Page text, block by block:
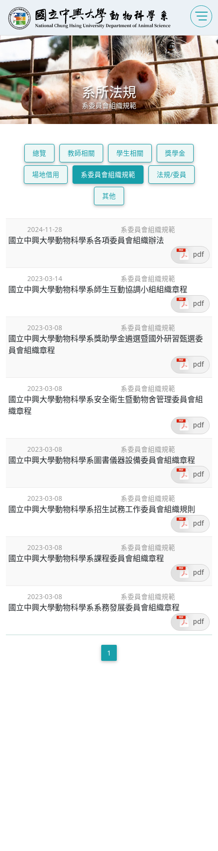
系所法規
系委員會組織規範
總覽 教師相關 學生相關 獎學金
場地借用 系委員會組織規範 法規/委員
其他
2024-11-28 系委員會組織規範
國立中興大學動物科學系各項委員會組織辦法
pdf
2023-03-14 系委員會組織規範
國立中興大學動物科學系師生互動協調小組組織章程
pdf
2023-03-08 系委員會組織規範
國立中興大學動物科學系獎助學金遴選暨國外研習甄選委
員會組織章程
pdf
2023-03-08 系委員會組織規範
國立中興大學動物科學系安全衛生暨動物舍管理委員會組
織章程
pdf
2023-03-08 系委員會組織規範
國立中興大學動物科學系圖書儀器設備委員會組織章程
pdf
2023-03-08 系委員會組織規範
國立中興大學動物科學系招生試務工作委員會組織規則
pdf
2023-03-08 系委員會組織規範
國立中興大學動物科學系課程委員會組織章程
pdf
2023-03-08 系委員會組織規範
國立中興大學動物科學系系務發展委員會組織章程
pdf
1